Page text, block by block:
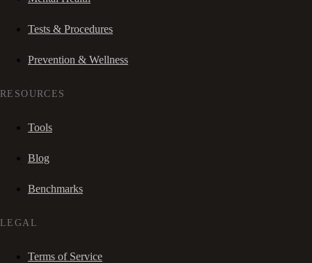
Tests & Procedures
Prevention & Wellness
RESOURCES
Tools
Blog
Benchmarks
LEGAL
Terms of Service